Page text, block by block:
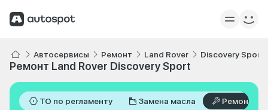
Автосервисы Ремонт Land Rover Discovery Sport
Ремонт Land Rover Discovery Sport
ТО по регламенту Замена масла Ремонт